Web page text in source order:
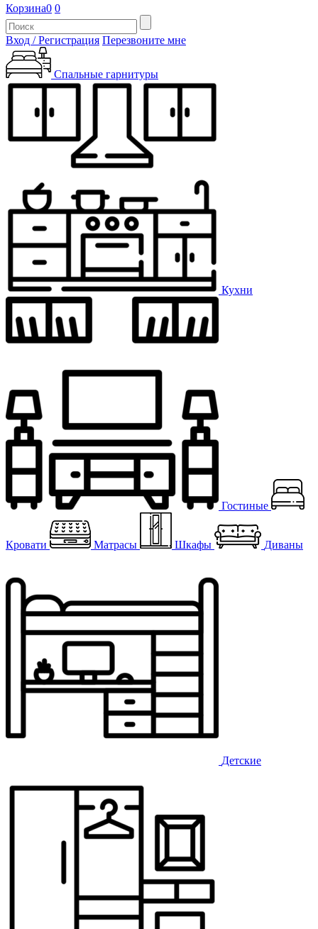
Корзина0 0
Вход / Регистрация Перезвоните мне
Спальные гарнитуры
Кухни
Гостиные
Кровати Матрасы Шкафы Диваны
Детские